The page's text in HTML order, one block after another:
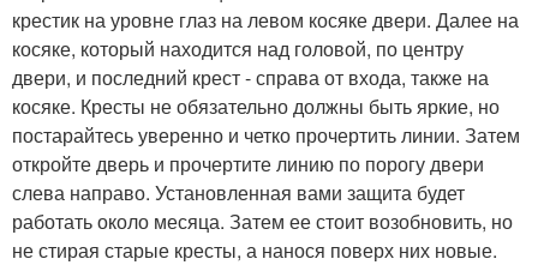
крестик на уровне глаз на левом косяке двери. Далее на
косяке, который находится над головой, по центру
двери, и последний крест - справа от входа, также на
косяке. Кресты не обязательно должны быть яркие, но
постарайтесь уверенно и четко прочертить линии. Затем
откройте дверь и прочертите линию по порогу двери
слева направо. Установленная вами защита будет
работать около месяца. Затем ее стоит возобновить, но
не стирая старые кресты, а нанося поверх них новые.